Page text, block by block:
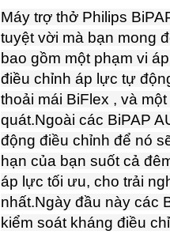
Máy trợ thở Philips
tuyệt vời mà bạn mong
bao gồm một phạm vi
điều chỉnh áp lực tự
thoải mái BiFlex , và
quát.Ngoài các BiPAP
động điều chỉnh để nó
hạn của bạn suốt cả
áp lực tối ưu, cho trải
nhất.Ngày đầu này các
kiểm soát kháng điều